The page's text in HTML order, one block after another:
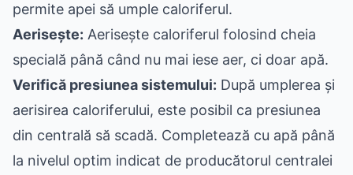
permite apei să umple caloriferul.
Aerisește: Aerisește caloriferul folosind cheia
specială până când nu mai iese aer, ci doar apă.
Verifică presiunea sistemului: După umplerea și
aerisirea caloriferului, este posibil ca presiunea
din centrală să scadă. Completează cu apă până
la nivelul optim indicat de producătorul centralei